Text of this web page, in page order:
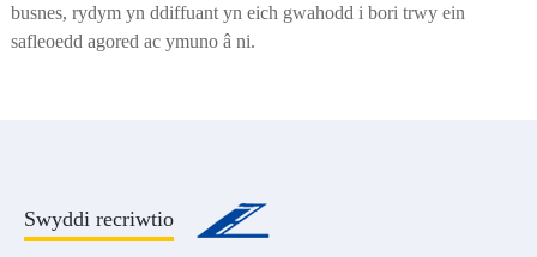
busnes, rydym yn ddiffuant yn eich gwahodd i bori trwy ein
safleoedd agored ac ymuno â ni.
Swyddi recriwtio